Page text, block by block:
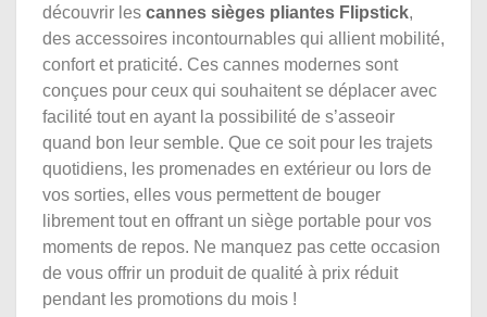
découvrir les cannes sièges pliantes Flipstick,
des accessoires incontournables qui allient mobilité,
confort et praticité. Ces cannes modernes sont
conçues pour ceux qui souhaitent se déplacer avec
facilité tout en ayant la possibilité de s’asseoir
quand bon leur semble. Que ce soit pour les trajets
quotidiens, les promenades en extérieur ou lors de
vos sorties, elles vous permettent de bouger
librement tout en offrant un siège portable pour vos
moments de repos. Ne manquez pas cette occasion
de vous offrir un produit de qualité à prix réduit
pendant les promotions du mois !